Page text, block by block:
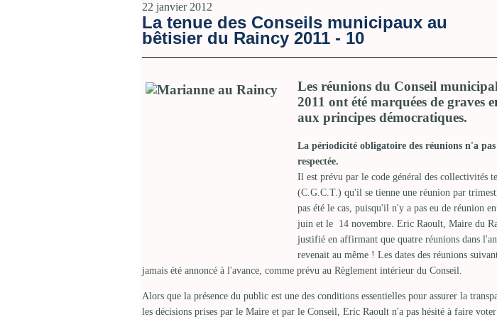
22 janvier 2012
La tenue des Conseils municipaux au
bêtisier du Raincy 2011 - 10
Les réunions du Conseil
2011 ont été marquées de graves
aux principes démocratiques.
La périodicité obligatoire des réunions n'a pas
respectée.
Il est prévu par le code général des collectivités
(C.G.C.T.) qu'il se tienne une réunion par
pas été le cas, puisqu'il n'y a pas eu de réunion
juin et le 14 novembre. Eric Raoult, Maire du
justifié en affirmant que quatre réunions dans
revenait au même ! Les dates des réunions
jamais été annoncé à l'avance, comme prévu au Règlement intérieur du Conseil.
Alors que la présence du public est une des conditions essentielles pour assurer la
les décisions prises par le Maire et par le Conseil, Eric Raoult n'a pas hésité à faire